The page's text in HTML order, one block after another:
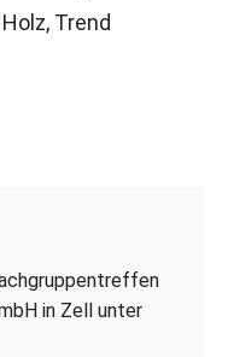
, Trend
in Zell unter